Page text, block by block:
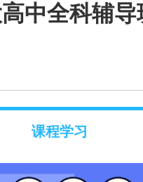
中全科辅
课程学习